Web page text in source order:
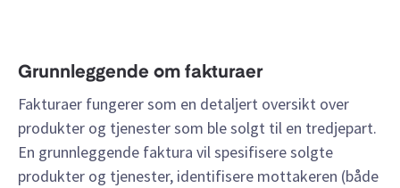
Grunnleggende om fakturaer
Fakturaer fungerer som en detaljert oversikt over
produkter og tjenester som ble solgt til en tredjepart.
En grunnleggende faktura vil spesifisere solgte
produkter og tjenester, identifisere mottakeren (både